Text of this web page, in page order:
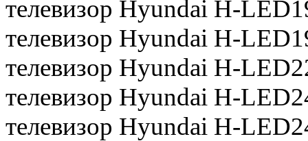
телевизор Hyundai H-
телевизор Hyundai H-
телевизор Hyundai H-
телевизор Hyundai H-
телевизор Hyundai H-